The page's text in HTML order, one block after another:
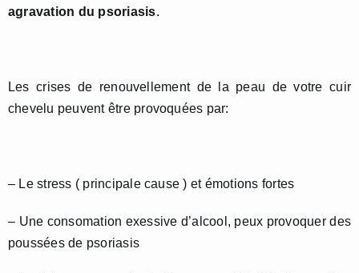
agravation du psoriasis.
Les crises de renouvellement de la peau de votre cuir
chevelu peuvent être provoquées par:
– Le stress ( principale cause ) et émotions fortes
– Une consomation exessive d’alcool, peux provoquer des
poussées de psoriasis